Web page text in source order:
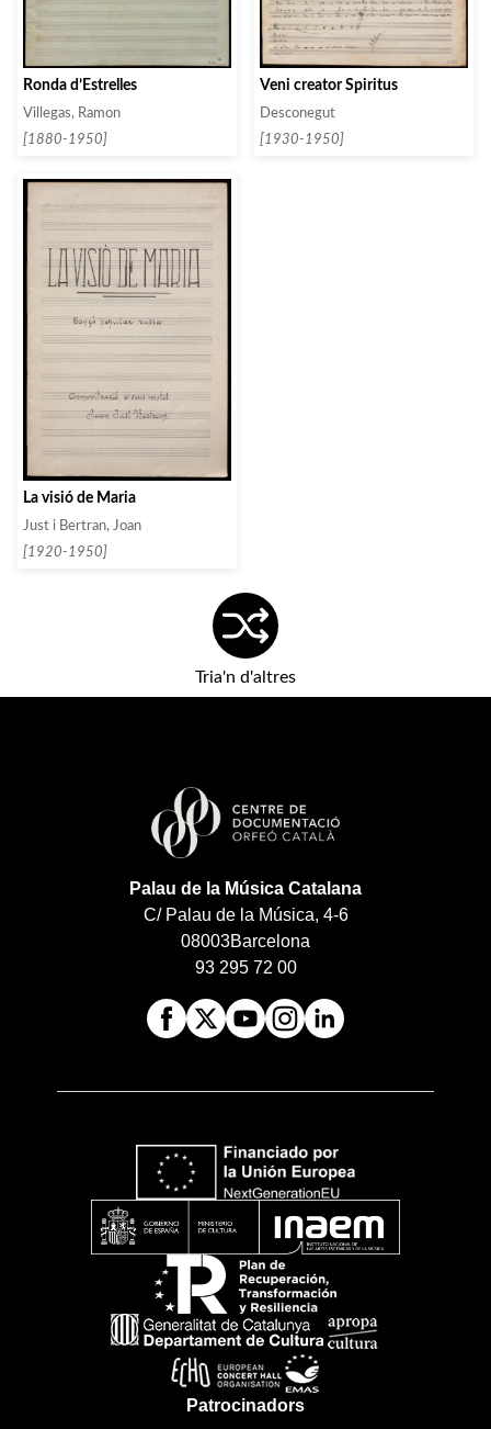
Ronda d’Estrelles
Villegas, Ramon
[1880-1950]
Veni creator Spiritus
Desconegut
[1930-1950]
La visió de Maria
Just i Bertran, Joan
[1920-1950]
Tria'n d'altres
Palau de la Música Catalana
C/ Palau de la Música, 4-6
08003Barcelona
93 295 72 00
Patrocinadors